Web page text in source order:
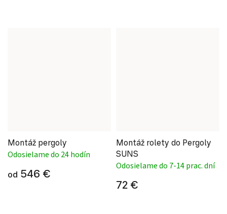
Montáž pergoly
Odosielame do 24 hodín
od 546 €
Montáž rolety do Pergoly
SUNS
Odosielame do 7-14 prac. dní
72 €